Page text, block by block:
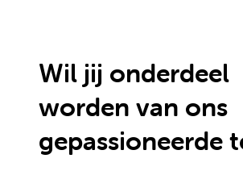
Wil jij onderdeel
worden van ons
gepassioneerde